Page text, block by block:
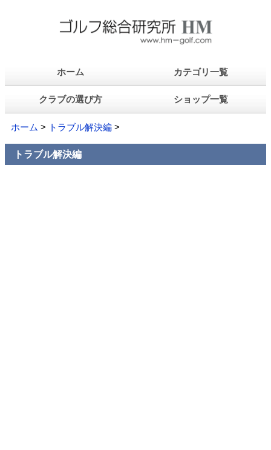
ホーム カテゴリ一覧
クラブの選び方 ショップ一覧
ホーム > トラブル解決編 >
トラブル解決編